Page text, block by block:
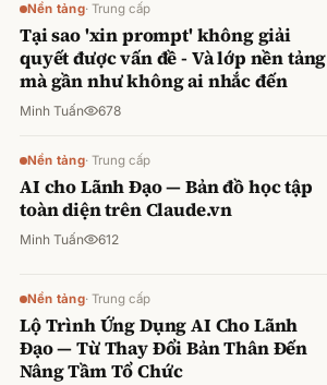
Nền tảng· Trung cấp
Tại sao 'xin prompt' không giải
quyết được vấn đề - Và lớp nền tảng
mà gần như không ai nhắc đến
Minh Tuấn 678
Nền tảng· Trung cấp
AI cho Lãnh Đạo — Bản đồ học tập
toàn diện trên Claude.vn
Minh Tuấn 612
Nền tảng· Trung cấp
Lộ Trình Ứng Dụng AI Cho Lãnh
Đạo — Từ Thay Đổi Bản Thân Đến
Nâng Tầm Tổ Chức